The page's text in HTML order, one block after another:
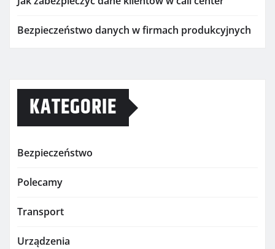
Bezpieczeństwo danych w firmach produkcyjnych
KATEGORIE
Bezpieczeństwo
Polecamy
Transport
Urządzenia